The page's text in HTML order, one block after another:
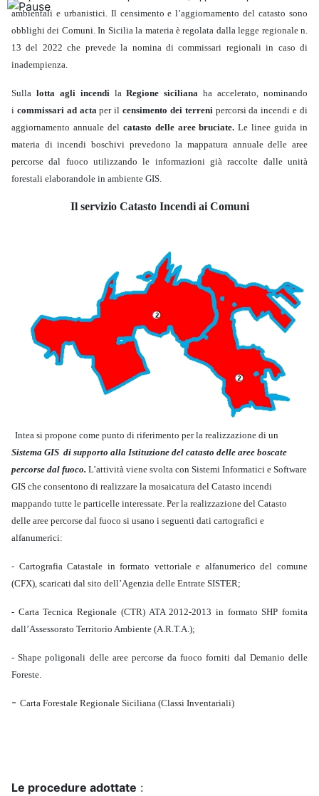
ambientali e urbanistici. Il censimento e l’aggiornamento del catasto sono
obblighi dei Comuni. In Sicilia la materia è regolata dalla legge regionale n.
13 del 2022 che prevede la nomina di commissari regionali in caso di
inadempienza.
Sulla lotta agli incendilaRegione sicilianaha accelerato, nominando
i commissari ad actaper ilcensimento dei terreni percorsi da incendi e di
aggiornamento annuale del catasto delle aree bruciate.Le linee guida in
materia di incendi boschivi prevedono la mappatura annuale delle aree
percorse dal fuoco utilizzando le informazioni già raccolte dalle unità
forestali elaborandole in ambiente GIS.
Il servizio Catasto Incendi ai Comuni
Intea si propone come punto di riferimento per la realizzazione di un
Sistema GIS di supporto alla Istituzione del catasto delle aree boscate
percorse dal fuoco. L’attività viene svolta con Sistemi Informatici e Software
GIS che consentono di realizzare la mosaicatura del Catasto incendi
mappando tutte le particelle interessate. Per la realizzazione del Catasto
delle aree percorse dal fuoco si usano i seguenti dati cartografici e
alfanumerici:
- Cartografia Catastale in formato vettoriale e alfanumerico del comune
(CFX), scaricati dal sito dell’Agenzia delle Entrate SISTER;
- Carta Tecnica Regionale (CTR) ATA 2012-2013 in formato SHP fornita
dall’Assessorato Territorio Ambiente (A.R.T.A.);
- Shape poligonali delle aree percorse da fuoco forniti dal Demanio delle
Foreste.
- Carta Forestale Regionale Siciliana (Classi Inventariali)
Le procedure adottate :